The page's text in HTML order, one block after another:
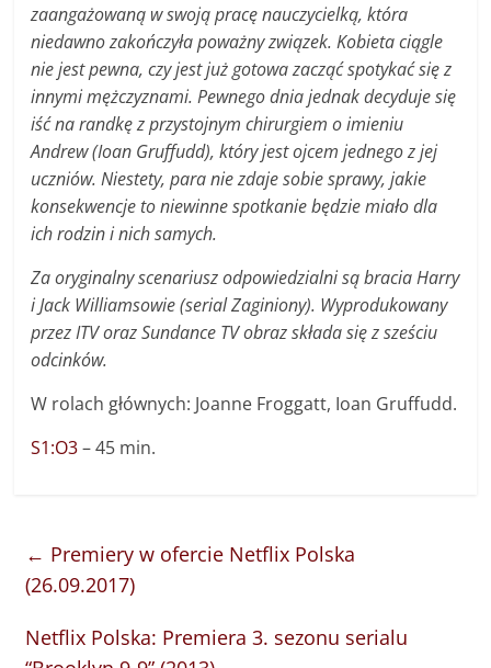
zaangażowaną w swoją pracę nauczycielką, która
niedawno zakończyła poważny związek. Kobieta ciągle
nie jest pewna, czy jest już gotowa zacząć spotykać się z
innymi mężczyznami. Pewnego dnia jednak decyduje się
iść na randkę z przystojnym chirurgiem o imieniu
Andrew (Ioan Gruffudd), który jest ojcem jednego z jej
uczniów. Niestety, para nie zdaje sobie sprawy, jakie
konsekwencje to niewinne spotkanie będzie miało dla
ich rodzin i nich samych.
Za oryginalny scenariusz odpowiedzialni są bracia Harry
i Jack Williamsowie (serial Zaginiony). Wyprodukowany
przez ITV oraz Sundance TV obraz składa się z sześciu
odcinków.
W rolach głównych: Joanne Froggatt, Ioan Gruffudd.
S1:O3– 45 min.
← Premiery w ofercie Netflix Polska
(26.09.2017)
Netflix Polska: Premiera 3. sezonu serialu